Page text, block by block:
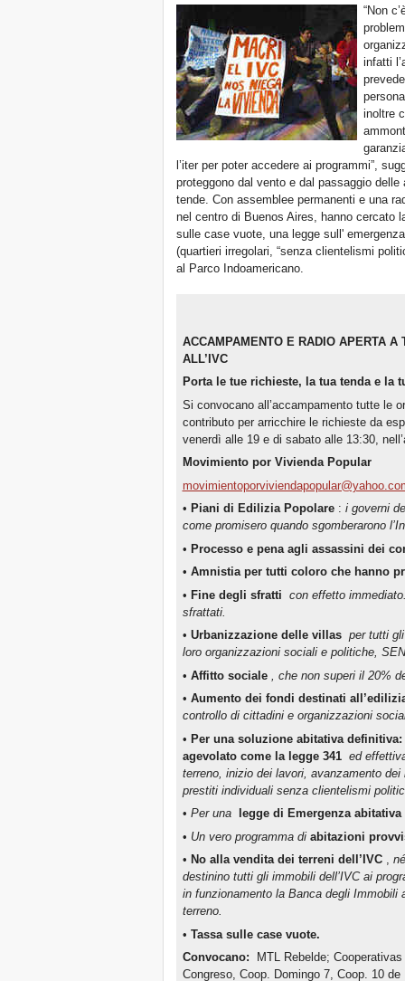
“Non
infatti
inoltre
l’iter per poter accedere ai programmi”,
proteggono dal vento e dal passaggio
tende. Con assemblee permanenti e una
nel centro di Buenos Aires, hanno cercato
sulle case vuote, una legge sull'
(quartieri irregolari, “senza clientelismi
al Parco Indoamericano.
ACCAMPAMENTO E RADIO APERTA A
ALL’IVC
Porta le tue richieste, la tua tenda e la
Si convocano all’accampamento tutte le
contributo per arricchire le richieste da
venerdì alle 19 e di sabato alle 13:30,
Movimiento por Vivienda Popular
• Piani di Edilizia Popolare: i governi
come promisero quando sgomberarono
• Processo e pena agli assassini dei
• Amnistia per tutti coloro che hanno
• Fine degli sfratti con effetto
sfrattati.
• Urbanizzazione delle villas per tutti
loro organizzazioni sociali e politiche,
• Affitto sociale
, che non superi il 20%
• Aumento dei fondi destinati
controllo di cittadini e organizzazioni
• Per una soluzione abitativa
agevolato come la legge 341 ed
terreno, inizio dei lavori, avanzamento
prestiti individuali senza clientelismi
• Per una
legge di Emergenza abitativa
• Un vero programma di abitazioni
• No alla vendita dei terreni dell’IVC,
destinino tutti gli immobili dell’IVC ai
in funzionamento la Banca degli Immobili
terreno.
• Tassa sulle case vuote.
Convocano: MTL Rebelde;
Congreso, Coop. Domingo 7, Coop. 10